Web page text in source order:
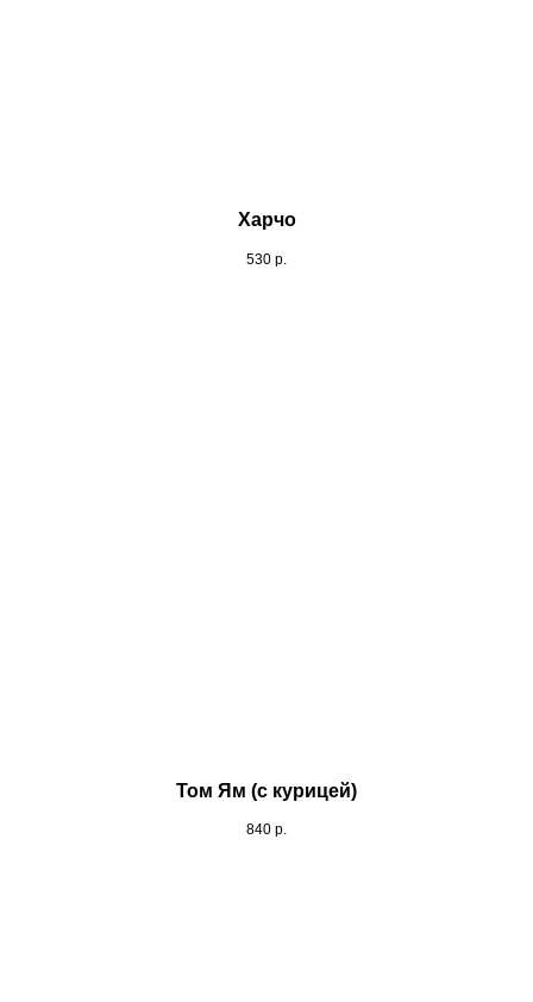
Харчо
530 р.
Том Ям (с курицей)
840 р.